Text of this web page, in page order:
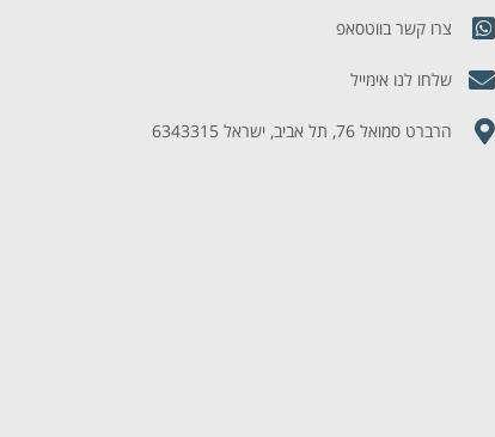
צרו קשר בווטסאפ
שלחו לנו אימייל
הרברט סמואל 76, תל אביב, ישראל 6343315